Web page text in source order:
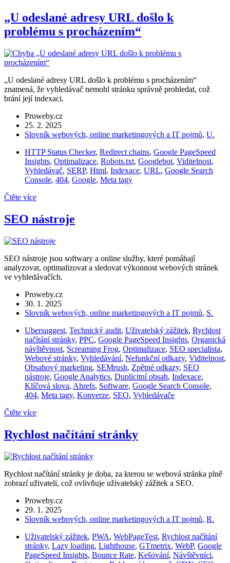
„U odeslané adresy URL došlo k
problému s procházením“
„U odeslané adresy URL došlo k problému s procházením“
znamená, že vyhledávač nemohl stránku správně prohledat, což
brání její indexaci.
Proweby.cz
25. 2. 2025
Slovník webových, online marketingových a IT pojmů, U.
HTTP Status Checker, Redirect chains, Google PageSpeed
Insights, Optimalizace, Robots.txt, Googlebot, Viditelnost,
Vyhledávač, SERP, Html, Indexace, URL, Google Search
Console, 404, Google, Meta tagy
Čtěte více
SEO nástroje
SEO nástroje jsou softwary a online služby, které pomáhají
analyzovat, optimalizovat a sledovat výkonnost webových stránek
ve vyhledávačích.
Proweby.cz
30. 1. 2025
Slovník webových, online marketingových a IT pojmů, S.
Ubersuggest, Technický audit, Uživatelský zážitek, Rychlost
načítání stránky, PPC, Google PageSpeed Insights, Organická
návštěvnost, Screaming Frog, Optimalizace, SEO specialista,
Webové stránky, Vyhledávání, Nefunkční odkazy, Viditelnost,
Obsahový marketing, SEMrush, Zpětné odkazy, SEO
nástroje, Google Analytics, Duplicitní obsah, Indexace,
Klíčová slova, Ahrefs, Software, Google Search Console,
404, Meta tagy, Konverze, SEO, Vyhledávače
Čtěte více
Rychlost načítání stránky
Rychlost načítání stránky je doba, za kterou se webová stránka plně
zobrazí uživateli, což ovlivňuje uživatelský zážitek a SEO.
Proweby.cz
29. 1. 2025
Slovník webových, online marketingových a IT pojmů, R.
Uživatelský zážitek, PWA, WebPageTest, Rychlost načítání
stránky, Lazy loading, Lighthouse, GTmetrix, WebP, Google
PageSpeed Insights, Bounce Rate, Kešování, Návštěvníci,